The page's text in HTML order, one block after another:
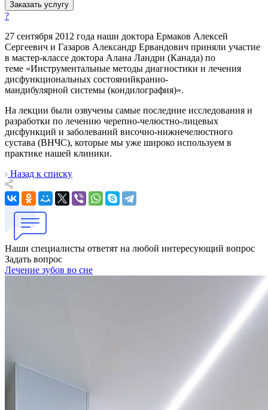
Заказать услугу
?
27 сентября 2012 года наши доктора Ермаков Алексей
Сергеевич и Газаров Александр Ервандович приняли участие
в мастер-классе доктора Алана Ландри (Канада) по
теме «Инструментальные методы диагностики и лечения
дисфункциональных состоянийкранио-
мандибулярной системы (кондилография)».
На лекции были озвучены самые последние исследования и
разработки по лечению черепно-челюстно-лицевых
дисфункций и заболеваний височно-нижнечелюстного
сустава (ВНЧС), которые мы уже широко используем в
практике нашей клиники.
Назад к списку
Наши специалисты ответят на любой интересующий вопрос
Задать вопрос
Лечение зубов во сне